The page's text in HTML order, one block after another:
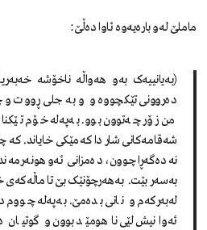
ماملێ لەو بارەیەوە ئاوا دەڵێ:
(بەیانییەک بەو هەواڵە ناخۆشە
دەروونی تێکچووە و و بە جلی ڕووت و
من زۆر چەتوون بوو. بەپەلە خۆم
شەقامەکانی شار دا کەمێکی خایاند. کە
نەدەگەڕا چوون، دەمزانی ئەو
بەسەر بێت. بەهەرچۆنێک بێ تا
لەبەرکەم و نانی بدەمێ. بەپەلە
ئەوانیش لێی ناهومێد بوون و